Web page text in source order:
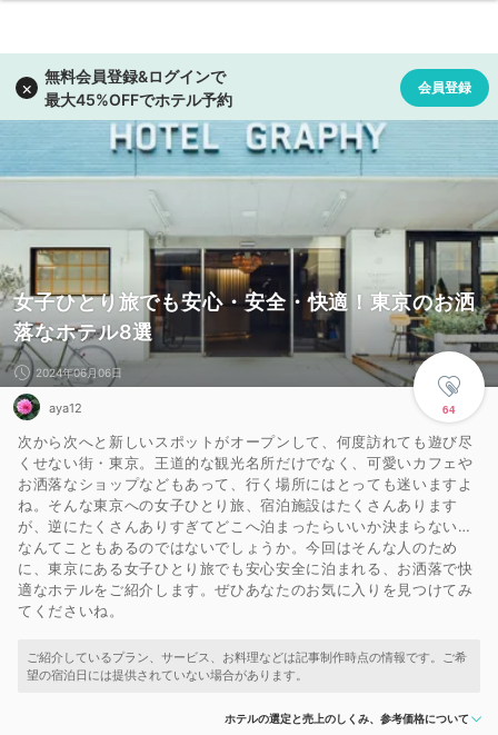
女子ひとり旅でも安心・安全・快適！東京のお洒
落なホテル8選
64
2024年06月06日
aya12
次から次へと新しいスポットがオープンして、何度訪れても遊び尽
くせない街・東京。王道的な観光名所だけでなく、可愛いカフェや
お洒落なショップなどもあって、行く場所にはとっても迷いますよ
ね。そんな東京への女子ひとり旅、宿泊施設はたくさんあります
が、逆にたくさんありすぎてどこへ泊まったらいいか決まらない…
なんてこともあるのではないでしょうか。今回はそんな人のため
に、東京にある女子ひとり旅でも安心安全に泊まれる、お洒落で快
適なホテルをご紹介します。ぜひあなたのお気に入りを見つけてみ
てくださいね。
ホテルの選定と売上のしくみ、参考価格について